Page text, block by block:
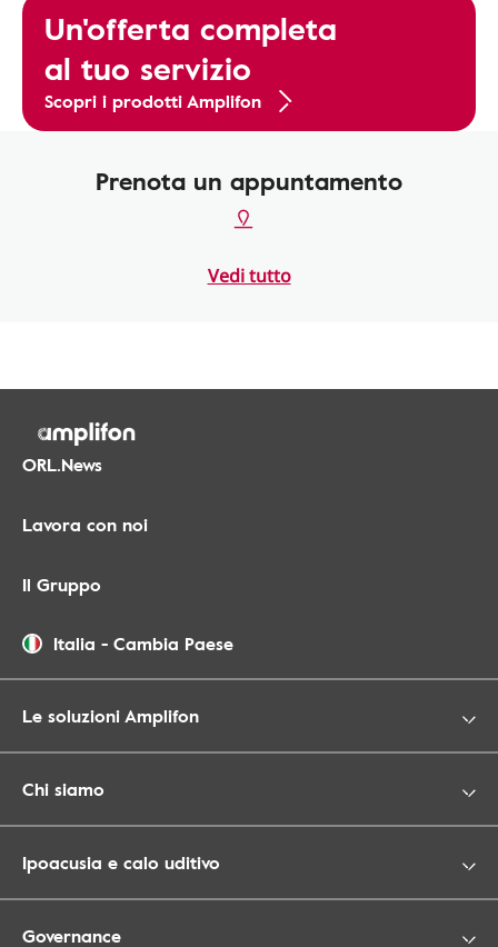
Un'offerta completa
al tuo servizio
Scopri i prodotti Amplifon
Prenota un appuntamento
Vedi tutto
ORL.News
Lavora con noi
Il Gruppo
Italia - Cambia Paese
Le soluzioni Amplifon
Chi siamo
Ipoacusia e calo uditivo
Governance